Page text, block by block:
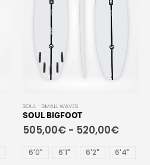
SOUL - SMALL WAVES
SOUL BIGFOOT
505,00€ - 520,00€
6'0" 6'1" 6'2" 6'4"